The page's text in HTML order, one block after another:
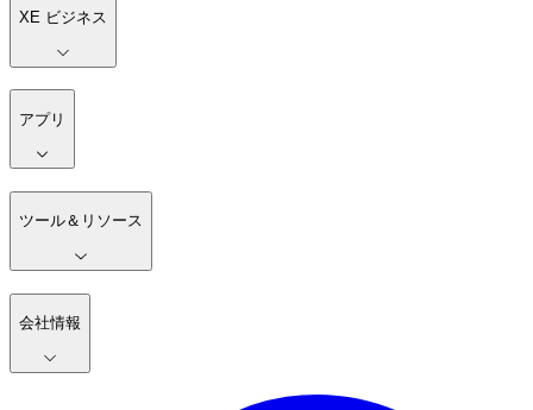
XE ビジネス
アプリ
ツール＆リソース
会社情報